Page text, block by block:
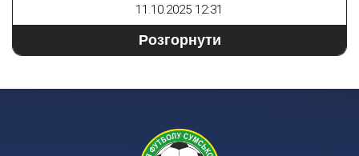
11.10.2025 12:31
Розгорнути